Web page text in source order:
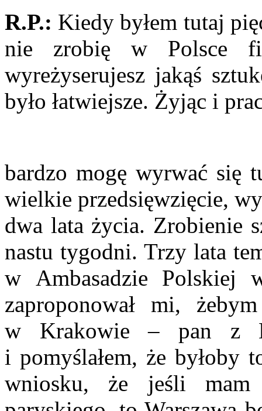
R.P.: Kiedy byłem tutaj
nie zrobię w Polsce
wyreżyserujesz jakąś
było łatwiejsze. Żyjąc i
bardzo mogę wyrwać się
wielkie przedsięwzięcie,
dwa lata życia.
nastu tygodni. Trzy lata
w Ambasadzie Polskiej
zaproponował mi,
w Krakowie– pan z
i pomyślałem, że byłoby
wniosku, że jeśli mam